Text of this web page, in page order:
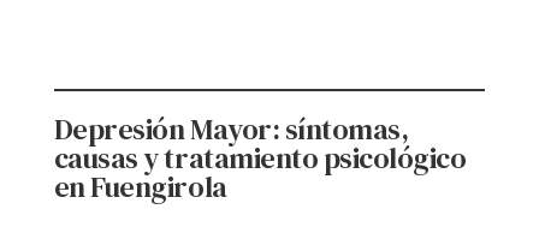
Depresión Mayor: síntomas,
causas y tratamiento psicológico
en Fuengirola